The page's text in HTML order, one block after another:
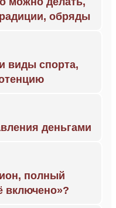
обряды
виды спорта,
деньгами
полный
включено»?